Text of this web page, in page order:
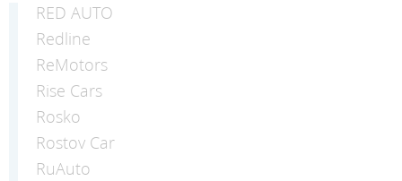
RED AUTO
Redline
ReMotors
Rise Cars
Rosko
Rostov Car
RuAuto